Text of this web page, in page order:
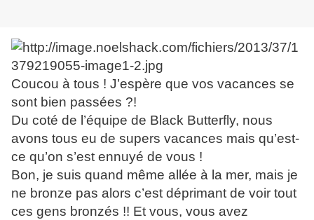
Coucou à tous ! J’espère que vos vacances se
sont bien passées ?!
Du coté de l’équipe de Black Butterfly, nous
avons tous eu de supers vacances mais qu’est-
ce qu’on s’est ennuyé de vous !
Bon, je suis quand même allée à la mer, mais je
ne bronze pas alors c’est déprimant de voir tout
ces gens bronzés !! Et vous, vous avez